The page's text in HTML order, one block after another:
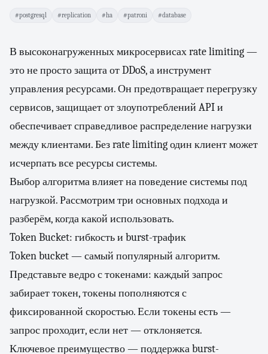
#postgresql #replication #ha #patroni #database
В высоконагруженных микросервисах rate limiting —
это не просто защита от DDoS, а инструмент
управления ресурсами. Он предотвращает перегрузку
сервисов, защищает от злоупотреблений API и
обеспечивает справедливое распределение нагрузки
между клиентами. Без rate limiting один клиент может
исчерпать все ресурсы системы.
Выбор алгоритма влияет на поведение системы под
нагрузкой. Рассмотрим три основных подхода и
разберём, когда какой использовать.
Token Bucket: гибкость и burst-трафик
Token bucket — самый популярный алгоритм.
Представьте ведро с токенами: каждый запрос
забирает токен, токены пополняются с
фиксированной скоростью. Если токены есть —
запрос проходит, если нет — отклоняется.
Ключевое преимущество — поддержка burst-